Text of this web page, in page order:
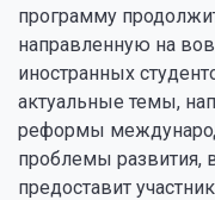
программу
направленную на
иностранных
актуальные темы,
реформы
проблемы развития,
предоставит